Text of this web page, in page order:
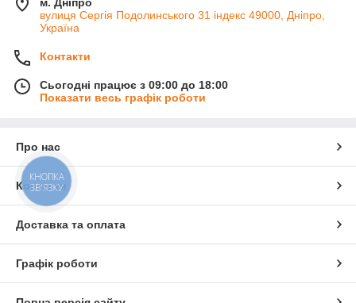
вулиця Сергія Подолинського 31 індекс 49000, Дніпро,
Україна
Контакти
Сьогодні працює з 09:00 до 18:00
Показати весь графік роботи
Про нас
Контакти
Доставка та оплата
Графік роботи
КНОПКА
ЗВ'ЯЗКУ